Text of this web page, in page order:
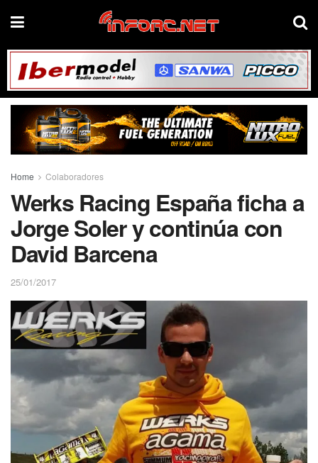
Home Colaboradores
Werks Racing España ficha a
Jorge Soler y continúa con
David Barcena
25/01/2017